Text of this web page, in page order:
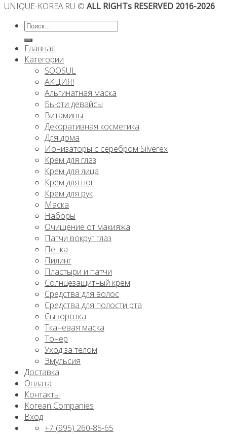
UNIQUE-KOREA.RU © ALL RIGHTs RESERVED 2016-2026
Искать:
Главная
Категории
SOOSUL
АКЦИЯ!
Альгинатная маска
Бьюти девайсы
Витамины
Декоративная косметика
Для дома
Ионизаторы с серебром Silverex
Крем для глаз
Крем для лица
Крем для ног
Крем для рук
Маска
Наборы
Очищение от макияжа
Патчи вокруг глаз
Пенка
Пилинг
Пластыри и патчи
Солнцезащитный крем
Средства для волос
Средства для полости рта
Сыворотка
Тканевая маска
Тонер
Уход за телом
Эмульсия
Доставка
Оплата
Контакты
Korean Companies
Вход
+7 (995) 260-85-65